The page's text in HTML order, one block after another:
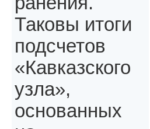
Таковы итоги
подсчетов
«Кавказского
узла»,
основанных